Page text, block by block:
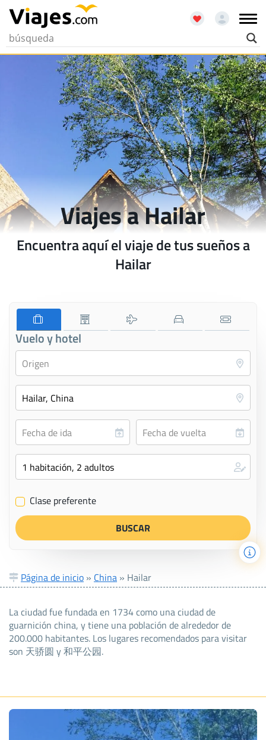
Viajes a Hailar
Encuentra aquí el viaje de tus sueños a
Hailar
Vuelo y hotel
✔ Clase preferente
Página de inicio » China » Hailar
La ciudad fue fundada en 1734 como una ciudad de
guarnición china, y tiene una población de alrededor de
200.000 habitantes. Los lugares recomendados para visitar
son 天骄圆 y 和平公园.